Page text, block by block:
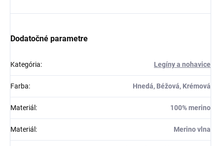
Dodatočné parametre
Kategória: Legíny a nohavice
Farba: Hnedá, Béžová, Krémová
Materiál: 100% merino
Materiál: Merino vlna